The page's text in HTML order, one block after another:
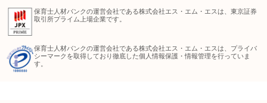
保育士人材バンクの運営会社である株式会社エス・エム・エスは、東京証券
取引所プライム上場企業です。
保育士人材バンクの運営会社である株式会社エス・エム・エスは、プライバ
シーマークを取得しており徹底した個人情報保護・情報管理を行っていま
す。